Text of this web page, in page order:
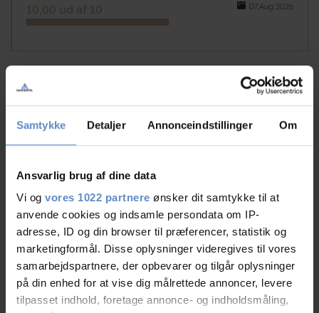
Samtykke Detaljer Annonceindstillinger Om
Ansvarlig brug af dine data
Vi og vores 1022 partnere ønsker dit samtykke til at
anvende cookies og indsamle persondata om IP-
adresse, ID og din browser til præferencer, statistik og
marketingformål. Disse oplysninger videregives til vores
samarbejdspartnere, der opbevarer og tilgår oplysninger
på din enhed for at vise dig målrettede annoncer, levere
tilpasset indhold, foretage annonce- og indholdsmåling,
07.Aug.2026
10,00 ud af 10
N/A
Grupper, DK
Skønne omgivelser og en fantastisk venligst og
løsningsorienteret personale. Kæmpe afbetaling herfra.
N/A